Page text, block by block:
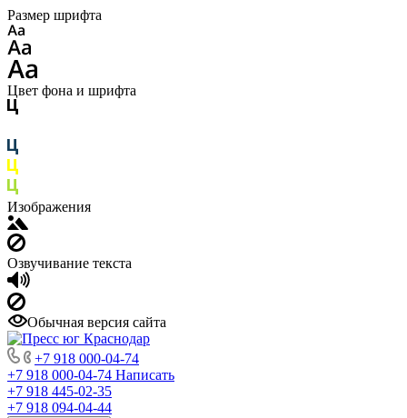
Размер шрифта
Цвет фона и шрифта
Изображения
Озвучивание текста
Обычная версия сайта
+7 918 000-04-74
+7 918 000-04-74 Написать
+7 918 445-02-35
+7 918 094-04-44